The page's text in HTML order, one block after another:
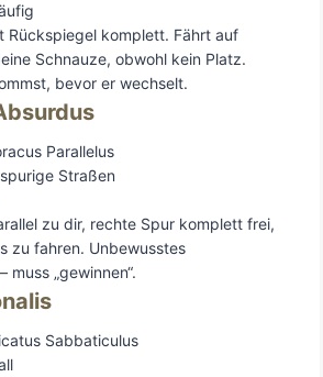
Rückspiegel komplett. Fährt auf
Schnauze, obwohl kein Platz.
bevor er wechselt.
Parallelus
Straßen
zu dir, rechte Spur komplett frei,
zu fahren. Unbewusstes
muss „gewinnen“.
Sabbaticulus